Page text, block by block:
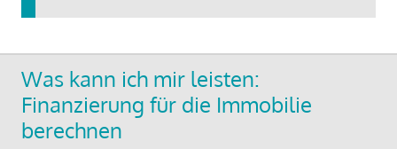
Was kann ich mir leisten:
Finanzierung für die Immobilie
berechnen